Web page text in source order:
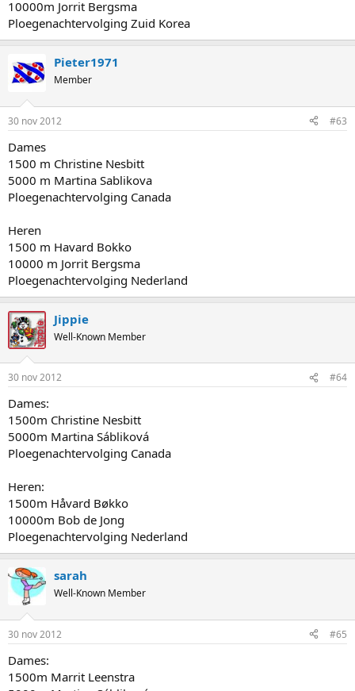
10000m Jorrit Bergsma
Ploegenachtervolging Zuid Korea
Pieter1971
Member
30 nov 2012 #63
Dames
1500 m Christine Nesbitt
5000 m Martina Sablikova
Ploegenachtervolging Canada
Heren
1500 m Havard Bokko
10000 m Jorrit Bergsma
Ploegenachtervolging Nederland
Jippie
Well-Known Member
30 nov 2012 #64
Dames:
1500m Christine Nesbitt
5000m Martina Sábliková
Ploegenachtervolging Canada
Heren:
1500m Håvard Bøkko
10000m Bob de Jong
Ploegenachtervolging Nederland
sarah
Well-Known Member
30 nov 2012 #65
Dames:
1500m Marrit Leenstra